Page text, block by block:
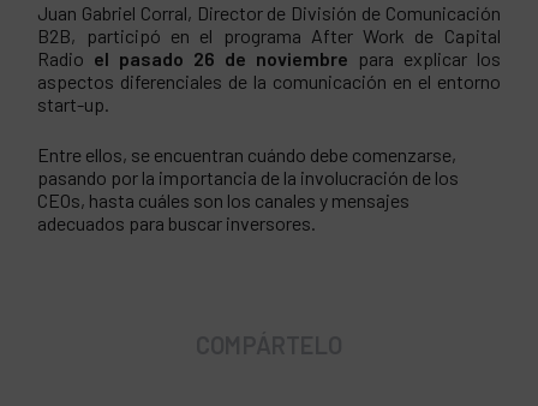
Juan Gabriel Corral, Director de División de Comunicación
B2B, participó en el programa After Work de Capital
Radio el pasado 26 de noviembre para explicar los
aspectos diferenciales de la comunicación en el entorno
start-up.
Entre ellos, se encuentran cuándo debe comenzarse,
pasando por la importancia de la involucración de los
CEOs, hasta cuáles son los canales y mensajes
adecuados para buscar inversores.